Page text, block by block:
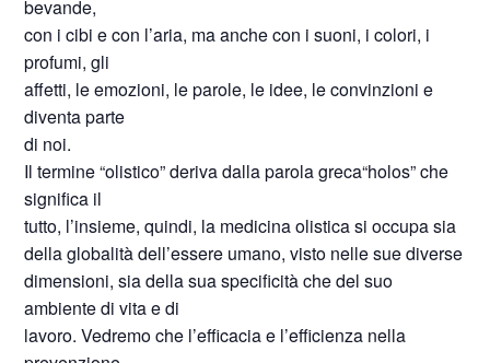
bevande,
con i cibi e con l’aria, ma anche con i suoni, i colori, i
profumi, gli
affetti, le emozioni, le parole, le idee, le convinzioni e
diventa parte
di noi.
Il termine “olistico” deriva dalla parola greca“holos” che
significa il
tutto, l’insieme, quindi, la medicina olistica si occupa sia
della globalità dell’essere umano, visto nelle sue diverse
dimensioni, sia della sua specificità che del suo
ambiente di vita e di
lavoro. Vedremo che l’efficacia e l’efficienza nella